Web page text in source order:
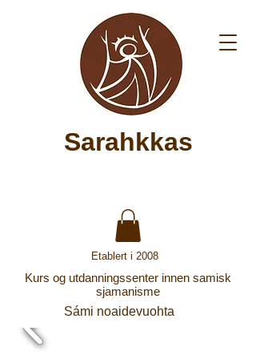
Sarahkkas
Kurs og utdanningssenter innen samisk
sjamanisme
Etablert i 2008
Sámi noaidevuohta